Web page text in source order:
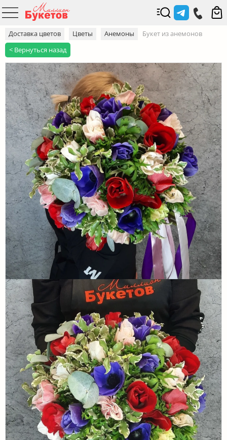
Доставка цветов Цветы Анемоны
Букет из анемонов
< Вернуться назад